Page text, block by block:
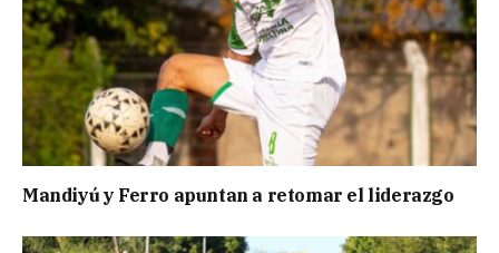
Mandiyú y Ferro apuntan a retomar el liderazgo